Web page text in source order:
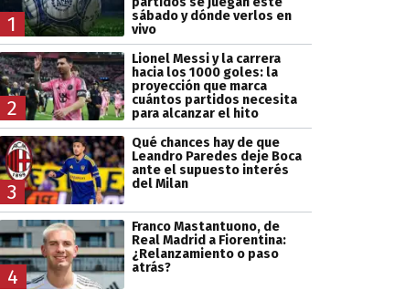
1
sábado y dónde verlos en
vivo
2
Lionel Messi y la carrera
hacia los 1000 goles: la
proyección que marca
cuántos partidos necesita
para alcanzar el hito
3
Qué chances hay de que
Leandro Paredes deje Boca
ante el supuesto interés
del Milan
4
Franco Mastantuono, de
Real Madrid a Fiorentina:
¿Relanzamiento o paso
atrás?